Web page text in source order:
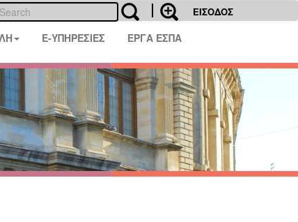
ΕΙΣΟΔΟΣ
E-ΥΠΗΡΕΣΙΕΣ ΕΡΓΑ ΕΣΠΑ